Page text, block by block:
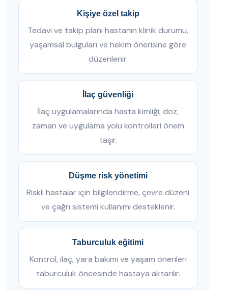
Kişiye özel takip
Tedavi ve takip planı hastanın klinik durumu,
yaşamsal bulguları ve hekim önerisine göre
düzenlenir.
İlaç güvenliği
İlaç uygulamalarında hasta kimliği, doz,
zaman ve uygulama yolu kontrolleri önem
taşır.
Düşme risk yönetimi
Riskli hastalar için bilgilendirme, çevre düzeni
ve çağrı sistemi kullanımı desteklenir.
Taburculuk eğitimi
Kontrol, ilaç, yara bakımı ve yaşam önerileri
taburculuk öncesinde hastaya aktarılır.